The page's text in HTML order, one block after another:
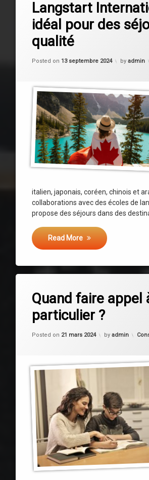
Langstart
idéal pour des
qualité
Posted on 13 septembre 2024
Updated
by admin
italien, japonais, coréen, chinois et
collaborations avec des écoles de
propose des séjours dans des
Read More
Quand faire appel
particulier ?
Posted on 21 mars 2024
Updated on 21
by admin